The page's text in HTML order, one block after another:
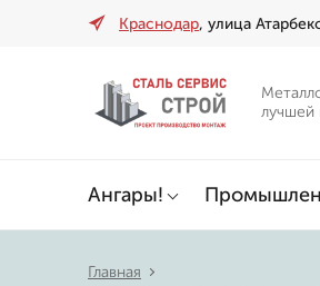
Краснодар, улица
лучшей
Ангары!
Главная